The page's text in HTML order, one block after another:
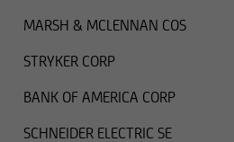
MARSH & MCLENNAN COS
STRYKER CORP
BANK OF AMERICA CORP
SCHNEIDER ELECTRIC SE